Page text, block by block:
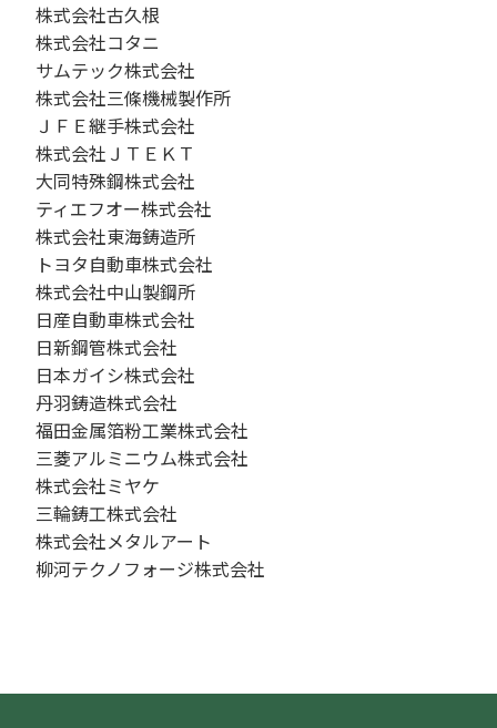
株式会社古久根
株式会社コタニ
サムテック株式会社
株式会社三條機械製作所
ＪＦＥ継手株式会社
株式会社ＪＴＥＫＴ
大同特殊鋼株式会社
ティエフオー株式会社
株式会社東海鋳造所
トヨタ自動車株式会社
株式会社中山製鋼所
日産自動車株式会社
日新鋼管株式会社
日本ガイシ株式会社
丹羽鋳造株式会社
福田金属箔粉工業株式会社
三菱アルミニウム株式会社
株式会社ミヤケ
三輪鋳工株式会社
株式会社メタルアート
柳河テクノフォージ株式会社